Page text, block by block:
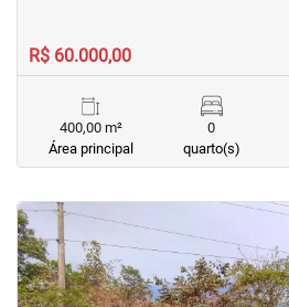
R$ 60.000,00
400,00 m²
Área principal
0
quarto(s)
<<<